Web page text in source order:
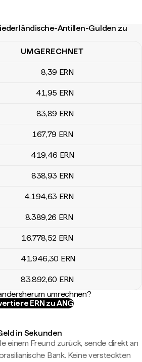
Antillen-Gulden zu
Antillen-Gulden zu
UMGERECHNET
8,39 ERN
41,95 ERN
83,89 ERN
167,79 ERN
419,46 ERN
838,93 ERN
4.194,63 ERN
8.389,26 ERN
16.778,52 ERN
41.946,30 ERN
83.892,60 ERN
umrechnen?
ERN zu ANG
in Sekunden
einem Freund zurück, sende direkt an
Bank. Keine versteckten